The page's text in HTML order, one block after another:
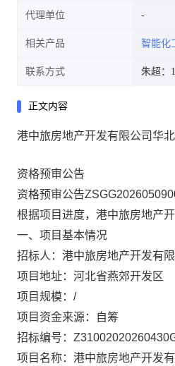
代理单位
相关产品 智能化
联系方式 朱超：
正文内容
港中旅房地产开发有限公司华
资格预审公告
资格预审公告
根据项目进度， 港中旅房地产
一、项目基本情况
招标人： 港中旅房地产开发有
项目地址： 河北省燕郊开发区
项目规模： /
项目资金来源：
自筹
招标编号：
项目名称： 港中旅房地产开发